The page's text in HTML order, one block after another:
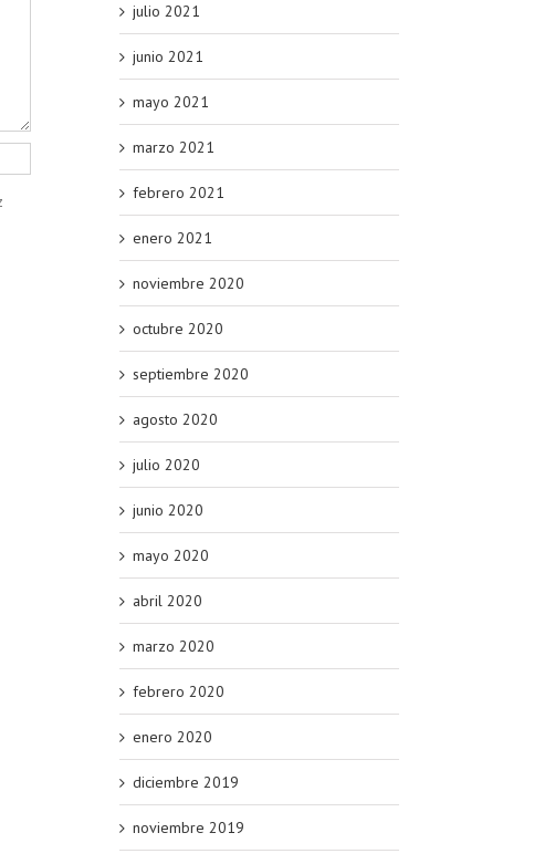
julio 2021
junio 2021
mayo 2021
marzo 2021
febrero 2021
enero 2021
noviembre 2020
octubre 2020
septiembre 2020
agosto 2020
julio 2020
junio 2020
mayo 2020
abril 2020
marzo 2020
febrero 2020
enero 2020
diciembre 2019
noviembre 2019